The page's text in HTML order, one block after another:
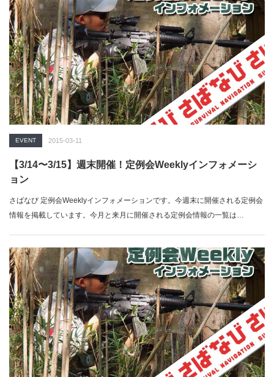
EVENT 2015-03-11
【3/14〜3/15】週末開催！定例会Weeklyインフォメーシ
ョン
さばなび 定例会Weeklyインフォメーションです。今週末に開催される定例会
情報を掲載しています。今月と来月に開催される定例会情報の一覧は…